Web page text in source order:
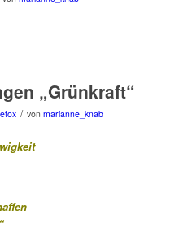
„Grünkraft“
/ von marianne_knab